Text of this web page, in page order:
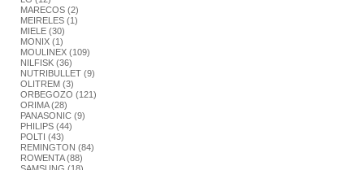
MARECOS (2)
MEIRELES (1)
MIELE (30)
MONIX (1)
MOULINEX (109)
NILFISK (36)
NUTRIBULLET (9)
OLITREM (3)
ORBEGOZO (121)
ORIMA (28)
PANASONIC (9)
PHILIPS (44)
POLTI (43)
REMINGTON (84)
ROWENTA (88)